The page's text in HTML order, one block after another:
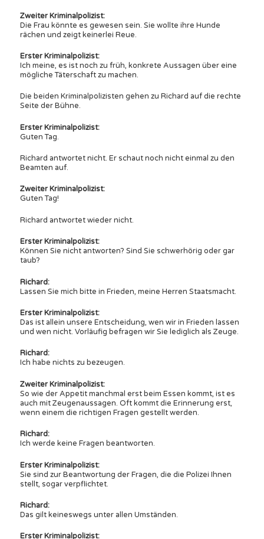
Zweiter Kriminalpolizist:
Die Frau könnte es gewesen sein. Sie wollte ihre Hunde
rächen und zeigt keinerlei Reue.
Erster Kriminalpolizist:
Ich meine, es ist noch zu früh, konkrete Aussagen über eine
mögliche Täterschaft zu machen.
Die beiden Kriminalpolizisten gehen zu Richard auf die rechte
Seite der Bühne.
Erster Kriminalpolizist:
Guten Tag.
Richard antwortet nicht. Er schaut noch nicht einmal zu den
Beamten auf.
Zweiter Kriminalpolizist:
Guten Tag!
Richard antwortet wieder nicht.
Erster Kriminalpolizist:
Können Sie nicht antworten? Sind Sie schwerhörig oder gar
taub?
Richard:
Lassen Sie mich bitte in Frieden, meine Herren Staatsmacht.
Erster Kriminalpolizist:
Das ist allein unsere Entscheidung, wen wir in Frieden lassen
und wen nicht. Vorläufig befragen wir Sie lediglich als Zeuge.
Richard:
Ich habe nichts zu bezeugen.
Zweiter Kriminalpolizist:
So wie der Appetit manchmal erst beim Essen kommt, ist es
auch mit Zeugenaussagen. Oft kommt die Erinnerung erst,
wenn einem die richtigen Fragen gestellt werden.
Richard:
Ich werde keine Fragen beantworten.
Erster Kriminalpolizist:
Sie sind zur Beantwortung der Fragen, die die Polizei Ihnen
stellt, sogar verpflichtet.
Richard:
Das gilt keineswegs unter allen Umständen.
Erster Kriminalpolizist: